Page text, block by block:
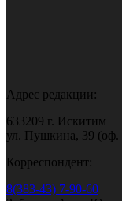
Адрес редакции:
633209 г. Искитим
ул. Пушкина, 39 (оф.
Корреспондент:
8(383-43) 7-90-60